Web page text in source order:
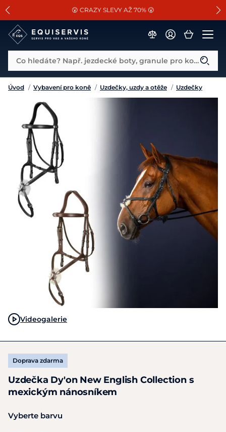
SLEVA 13% na vše od Cassini!
😮 CRAZY SLEVY AŽ 70% 😮
📐Pasování a doplňky k vybraným sedlům ZDARMA 🐴
Co hledáte? Např. jezdecké boty, granule pro koně...
Úvod / Vybavení pro koně / Uzdečky, uzdy a otěže / Uzdečky
Videogalerie
Doprava zdarma
Uzdečka Dy'on New English Collection s
mexickým nánosníkem
Vyberte barvu